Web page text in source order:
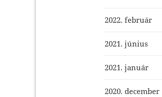
2022. február
2021. június
2021. január
2020. december